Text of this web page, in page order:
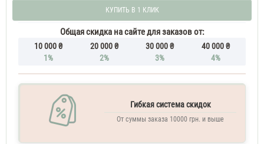
КУПИТЬ В 1 КЛИК
Общая скидка на сайте для заказов от:
10 000 ₴
1%
20 000 ₴
2%
30 000 ₴
3%
40 000 ₴
4%
Гибкая система скидок
От суммы заказа 10000 грн. и выше